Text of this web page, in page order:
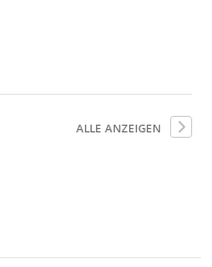
ALLE ANZEIGEN